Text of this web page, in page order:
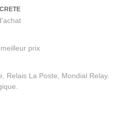
prix
Relais La Poste, Mondial Relay.